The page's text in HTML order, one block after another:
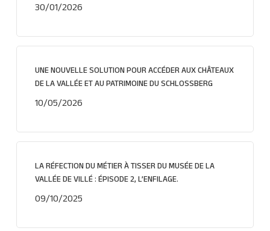
30/01/2026
UNE NOUVELLE SOLUTION POUR ACCÉDER AUX CHÂTEAUX
DE LA VALLÉE ET AU PATRIMOINE DU SCHLOSSBERG
10/05/2026
LA RÉFECTION DU MÉTIER À TISSER DU MUSÉE DE LA
VALLÉE DE VILLÉ : ÉPISODE 2, L’ENFILAGE.
09/10/2025